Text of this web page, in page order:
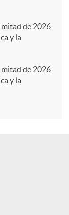
mitad de 2026
y la
mitad de 2026
y la